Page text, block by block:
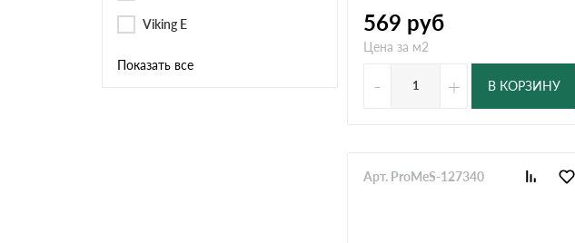
Viking E
Показать все
569 руб
Цена за м2
- + В КОРЗИНУ
Арт. ProMeS-127340